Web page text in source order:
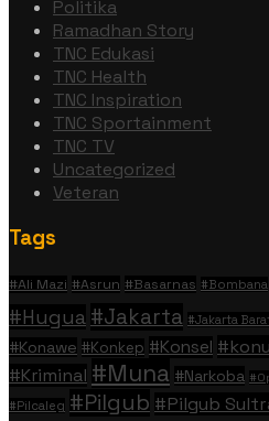
Politika
Ramadhan Story
TNC Edukasi
TNC Health
TNC Inspiration
TNC Sportainment
TNC TV
Uncategorized
Veteran
Tags
#Ali Mazi #Asrun #Basarnas #Bombana
#Hugua #Jakarta #Jakarta
#Konawe #Konkep #Konsel
#Kriminal #Muna #Narkoba
#Pilcaleg #Pilgub #Pilgub